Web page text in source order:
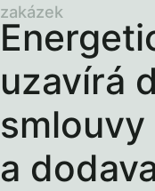
uzavírá
a
zakázek